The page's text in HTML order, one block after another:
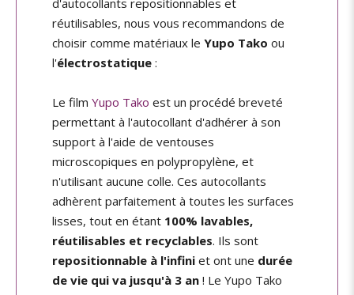
d'autocollants repositionnables et
réutilisables, nous vous recommandons de
choisir comme matériaux le Yupo Tako ou
l'électrostatique :
Le film Yupo Tako est un procédé breveté
permettant à l'autocollant d'adhérer à son
support à l'aide de ventouses
microscopiques en polypropylène, et
n'utilisant aucune colle. Ces autocollants
adhèrent parfaitement à toutes les surfaces
lisses, tout en étant 100% lavables,
réutilisables et recyclables. Ils sont
repositionnable à l'infini et ont une durée
de vie qui va jusqu'à 3 an ! Le Yupo Tako